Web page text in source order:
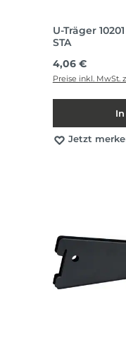
U-Träger
STA
Regulärer Preis:
4,06 €
Preise inkl. MwSt.
Jetzt